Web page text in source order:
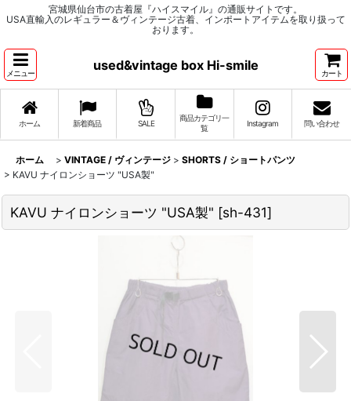
宮城県仙台市の古着屋『ハイスマイル』の通販サイトです。
USA直輸入のレギュラー＆ヴィンテージ古着、インポートアイテムを取り扱って
おります。
メニュー
used&vintage box Hi-smile
カート
ホーム 新着商品 SALE
商品カテゴリ一
覧
Instagram 問い合わせ
ホーム > VINTAGE / ヴィンテージ > SHORTS / ショートパンツ
> KAVU ナイロンショーツ "USA製"
KAVU ナイロンショーツ "USA製" [sh-431]